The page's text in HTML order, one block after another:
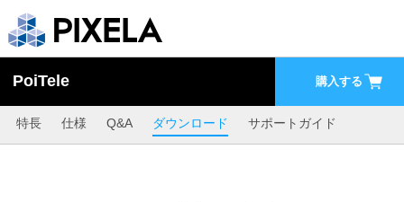
PoiTele 購入する
特長 仕様 Q&A ダウンロード サポートガイド